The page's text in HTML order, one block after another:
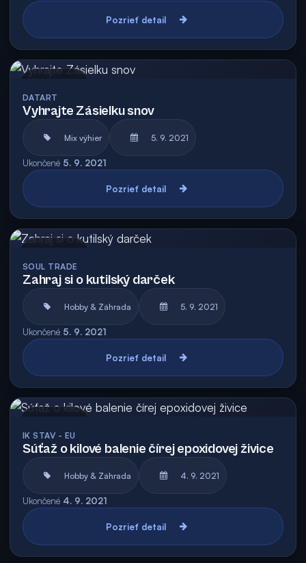
Pozrieť detail
DATART
Vyhrajte Zásielku snov
Mix výhier 5. 9. 2021
Ukončené 5. 9. 2021
Pozrieť detail
SOUL TRADE
Zahraj si o kutilský darček
Hobby & Záhrada 5. 9. 2021
Ukončené 5. 9. 2021
Pozrieť detail
IK STAV - EU
Súťaž o kilové balenie čírej epoxidovej živice
Hobby & Záhrada 4. 9. 2021
Ukončené 4. 9. 2021
Pozrieť detail